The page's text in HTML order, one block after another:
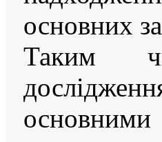
основних
Таким